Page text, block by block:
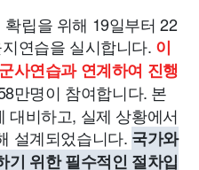
립을 위해 19일부터 22
연습을 실시합니다. 이
사연습과 연계하여 진행
만명이 참여합니다. 본
대비하고, 실제 상황에서
설계되었습니다. 국가와
기 위한 필수적인 절차입